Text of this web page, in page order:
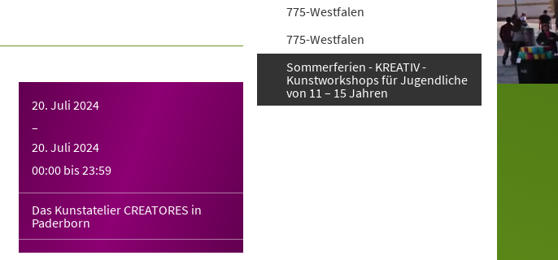
20. Juli 2024
–
20. Juli 2024
00:00 bis23:59
Das Kunstatelier CREATORES in
Paderborn
775-Westfalen
775-Westfalen
Sommerferien - KREATIV -
Kunstworkshops für Jugendliche
von 11 – 15 Jahren